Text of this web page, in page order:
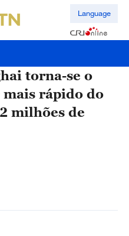
Language
torna-se o
rápido do
milhões de